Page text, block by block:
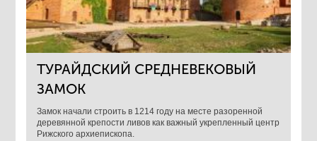
ТУРАЙДСКИЙ СРЕДНЕВЕКОВЫЙ
ЗАМОК
Замок начали строить в 1214 году на месте разоренной
деревянной крепости ливов как важный укрепленный центр
Рижского архиепископа.